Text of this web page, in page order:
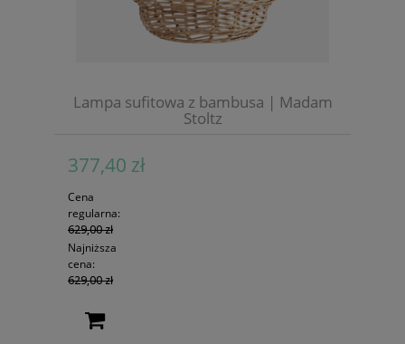
Lampa sufitowa z bambusa | Madam
Stoltz
377,40 zł
Cena
regularna:
629,00 zł
Najniższa
cena:
629,00 zł